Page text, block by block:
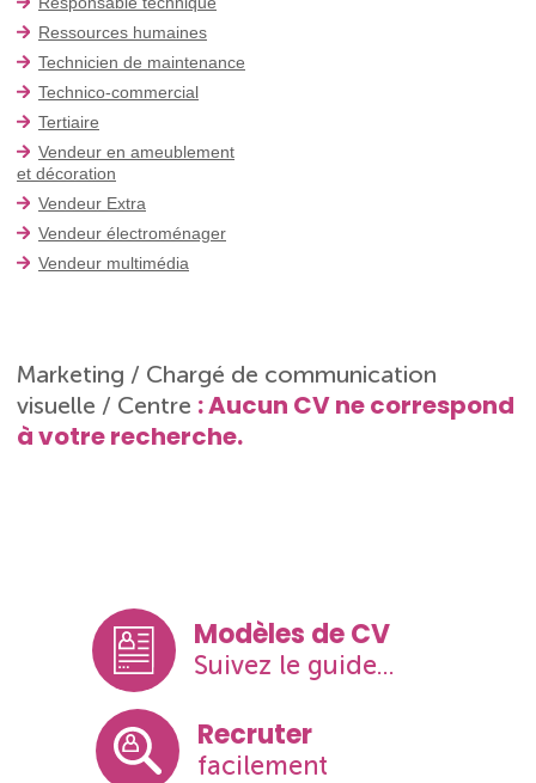
Ressources humaines
Technicien de maintenance
Technico-commercial
Tertiaire
Vendeur en ameublement
et décoration
Vendeur Extra
Vendeur électroménager
Vendeur multimédia
Marketing / Chargé de communication
visuelle / Centre : Aucun CV ne correspond
à votre recherche.
Modèles de CV
Suivez le guide...
Recruter
facilement